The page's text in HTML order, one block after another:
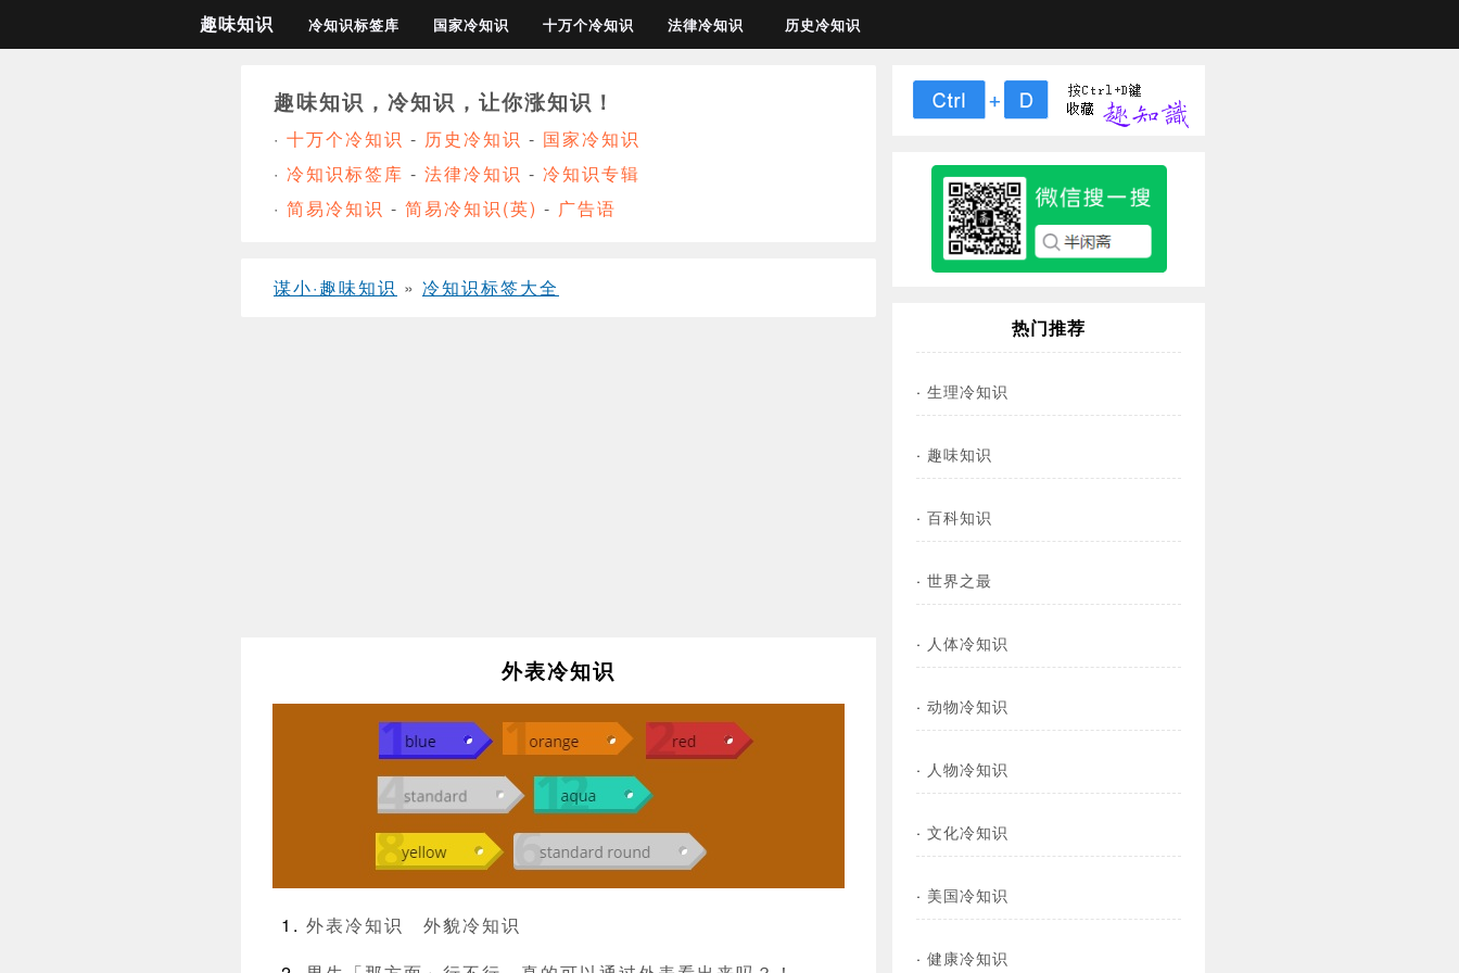
趣味知识 冷知识标签库 国家冷知识 十万个冷知识 法律冷知识 历史冷知识
趣味知识，冷知识，让你涨知识！
· 十万个冷知识 - 历史冷知识 - 国家冷知识
· 冷知识标签库 - 法律冷知识 - 冷知识专辑
· 简易冷知识 - 简易冷知识(英) - 广告语
谋小·趣味知识 » 冷知识标签大全
外表冷知识
外表冷知识
外貌冷知识
热门推荐
· 生理冷知识
· 趣味知识
· 百科知识
· 世界之最
· 人体冷知识
· 动物冷知识
· 人物冷知识
· 文化冷知识
· 美国冷知识
· 健康冷知识